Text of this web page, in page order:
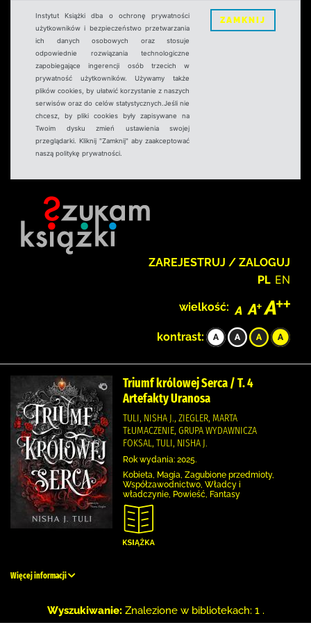
Instytut Książki dba o ochronę prywatności
użytkowników i bezpieczeństwo przetwarzania
ich danych osobowych oraz stosuje
odpowiednie rozwiązania technologiczne
zapobiegające ingerencji osób trzecich w
prywatność użytkowników. Używamy także
plików cookies, by ułatwić korzystanie z naszych
serwisów oraz do celów statystycznych.Jeśli nie
chcesz, by pliki cookies były zapisywane na
Twoim dysku zmień ustawienia swojej
przeglądarki. Kliknij "Zamknij" aby zaakceptować
naszą politykę prywatności.
ZAMKNIJ
ZAREJESTRUJ / ZALOGUJ
PL EN
wielkość:
kontrast:
Triumf królowej Serca / T. 4
Artefakty Uranosa
TULI, NISHA J., ZIEGLER, MARTA
TŁUMACZENIE, GRUPA WYDAWNICZA
FOKSAL, TULI, NISHA J.
Rok wydania: 2025.
Kobieta, Magia, Zagubione przedmioty,
Współzawodnictwo, Władcy i
władczynie, Powieść, Fantasy
Więcej informacji
Wyszukiwanie: Znalezione w bibliotekach: 1 .